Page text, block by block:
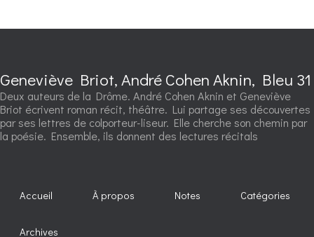
Geneviève Briot, André Cohen Aknin, Bleu 31
Deux auteurs de la Drôme. André Cohen Aknin et Geneviève
Briot écrivent roman récit, théâtre. Lui partage ses découvertes
par ses lettres de colporteur-liseur. Elle cherche son chemin par
la poésie. Ensemble, ils donnent des lectures récitals
Accueil À propos Notes Catégories
Archives